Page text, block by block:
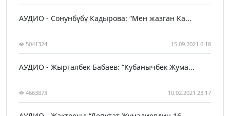
АУДИО - Сонунбүбү Кадырова: “Мен жазган Ка...
5041324 15.09.2021 6:18
АУДИО - Жыргалбек Бабаев: “Кубанычбек Жума...
4663873 10.02.2021 23:17